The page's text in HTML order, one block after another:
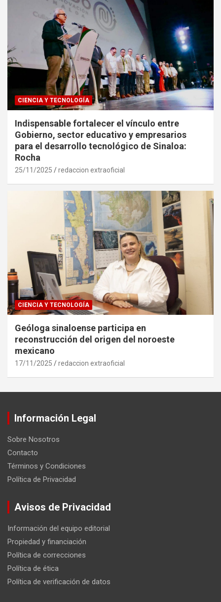
CIENCIA Y TECNOLOGÍA
Indispensable fortalecer el vínculo entre
Gobierno, sector educativo y empresarios
para el desarrollo tecnológico de Sinaloa:
Rocha
25/11/2025 redaccion extraoficial
CIENCIA Y TECNOLOGÍA
Geóloga sinaloense participa en
reconstrucción del origen del noroeste
mexicano
17/11/2025 redaccion extraoficial
Información Legal
Sobre Nosotros
Contacto
Términos y Condiciones
Política de Privacidad
Avisos de Privacidad
Información del equipo editorial
Propiedad y financiación
Política de correcciones
Política de ética
Política de verificación de datos